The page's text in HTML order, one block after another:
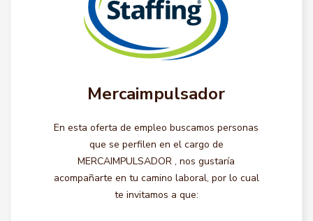
Mercaimpulsador
En esta oferta de empleo buscamos personas
que se perfilen en el cargo de
MERCAIMPULSADOR , nos gustaría
acompañarte en tu camino laboral, por lo cual
te invitamos a que: